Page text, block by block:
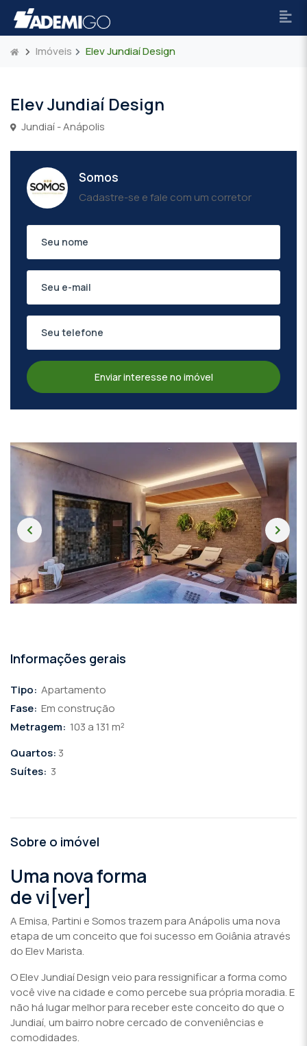
Imóveis Elev Jundiaí Design
Elev Jundiaí Design
Jundiaí - Anápolis
Somos
Cadastre-se e fale com um corretor
Enviar interesse no imóvel
Informações gerais
Tipo: Apartamento
Fase: Em construção
Metragem: 103 a 131 m²
Quartos: 3
Suítes: 3
Sobre o imóvel
Uma nova forma
de vi[ver]
A Emisa, Partini e Somos trazem para Anápolis uma nova
etapa de um conceito que foi sucesso em Goiânia através
do Elev Marista.
O Elev Jundiaí Design veio para ressignificar a forma como
você vive na cidade e como percebe sua própria moradia. E
não há lugar melhor para receber este conceito do que o
Jundiaí, um bairro nobre cercado de conveniências e
comodidades.